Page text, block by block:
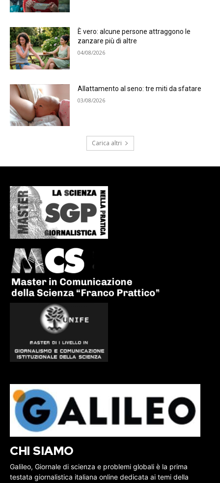
È vero: alcune persone attraggono le
zanzare più di altre
04/08/2026
Allattamento al seno: tre miti da sfatare
03/08/2026
Carica altri
CHI SIAMO
Galileo, Giornale di scienza e problemi globali è la prima
testata giornalistica italiana online dedicata ai temi della